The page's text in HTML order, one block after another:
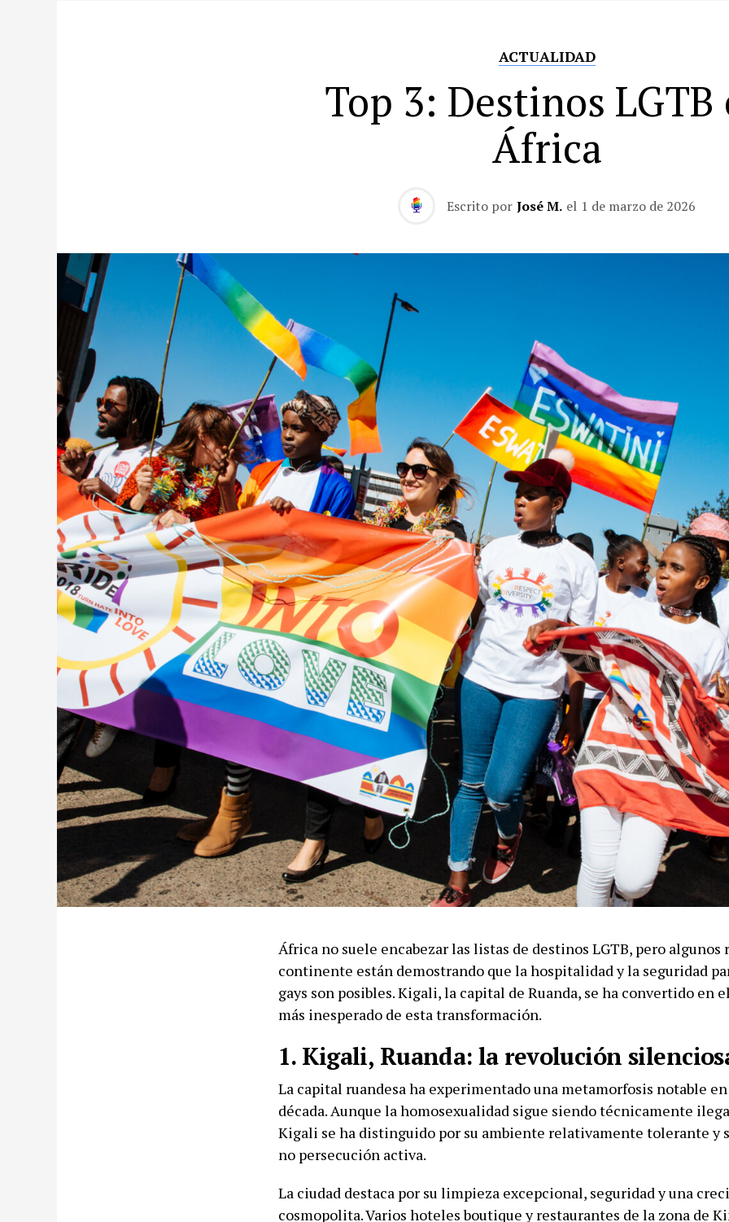
ACTUALIDAD
Top 3: Destinos LGTB
África
Escrito por José M. el 1 de marzo de 2026
África no suele encabezar las listas de destinos LGTB, pero algunos
continente están demostrando que la hospitalidad y la seguridad
gays son posibles. Kigali, la capital de Ruanda, se ha convertido en
más inesperado de esta transformación.
1. Kigali, Ruanda: la revolución
La capital ruandesa ha experimentado una metamorfosis notable
década. Aunque la homosexualidad sigue siendo técnicamente
Kigali se ha distinguido por su ambiente relativamente tolerante y
no persecución activa.
La ciudad destaca por su limpieza excepcional, seguridad y una
cosmopolita. Varios hoteles boutique y restaurantes de la zona de